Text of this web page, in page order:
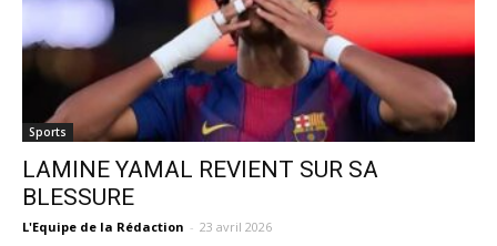
Sports
LAMINE YAMAL REVIENT SUR SA
BLESSURE
L'Equipe de la Rédaction - 23 avril 2026